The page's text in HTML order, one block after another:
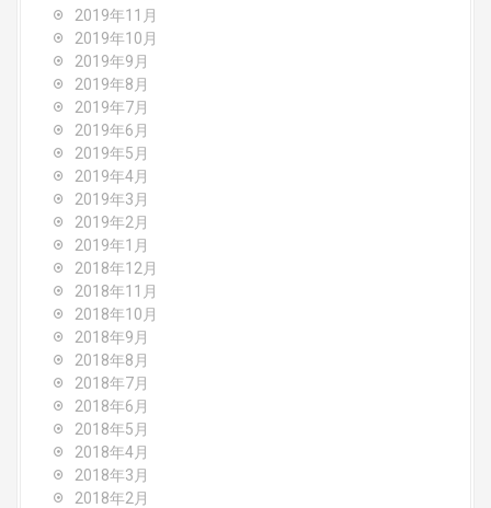
2019年11月
2019年10月
2019年9月
2019年8月
2019年7月
2019年6月
2019年5月
2019年4月
2019年3月
2019年2月
2019年1月
2018年12月
2018年11月
2018年10月
2018年9月
2018年8月
2018年7月
2018年6月
2018年5月
2018年4月
2018年3月
2018年2月